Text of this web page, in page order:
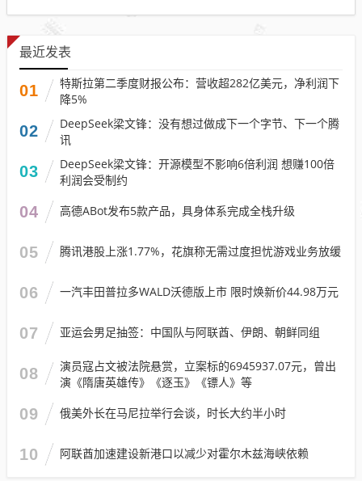
最近发表
01
特斯拉第二季度财报公布：营收超282亿美元，净利润下
降5%
02
DeepSeek梁文锋：没有想过做成下一个字节、下一个腾
讯
03
DeepSeek梁文锋：开源模型不影响6倍利润 想赚100倍
利润会受制约
04 高德ABot发布5款产品，具身体系完成全栈升级
05 腾讯港股上涨1.77%，花旗称无需过度担忧游戏业务放缓
06 一汽丰田普拉多WALD沃德版上市 限时焕新价44.98万元
07 亚运会男足抽签：中国队与阿联酋、伊朗、朝鲜同组
08
演员寇占文被法院悬赏，立案标的6945937.07元，曾出
演《隋唐英雄传》《逐玉》《镖人》等
09 俄美外长在马尼拉举行会谈，时长大约半小时
10 阿联酋加速建设新港口以减少对霍尔木兹海峡依赖